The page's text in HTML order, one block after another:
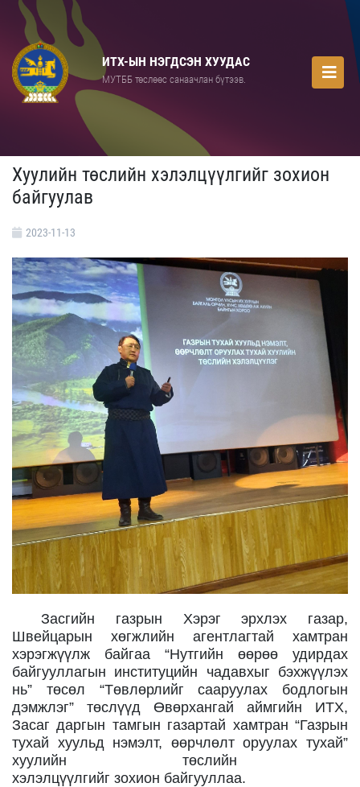
ИТХ-ЫН НЭГДСЭН ХУУДАС
МУТББ төслөөс санаачлан бүтээв.
Хуулийн төслийн хэлэлцүүлгийг зохион
байгуулав
2023-11-13
Засгийн газрын Хэрэг эрхлэх газар,
Швейцарын хөгжлийн агентлагтай хамтран
хэрэгжүүлж байгаа “Нутгийн өөрөө удирдах
байгууллагын институцийн чадавхыг бэхжүүлэх
нь” төсөл “Төвлөрлийг сааруулах бодлогын
дэмжлэг” төслүүд Өвөрхангай аймгийн ИТХ,
Засаг даргын тамгын газартай хамтран“Газрын
тухай хуульд нэмэлт, өөрчлөлт оруулах тухай”
хуулийн төслийн
хэлэлцүүлгийг зохион байгууллаа.